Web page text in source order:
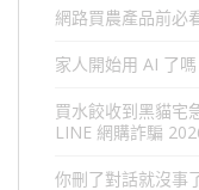
網路買農產品前必
家人開始用 AI 了
買水餃收到黑貓
LINE 網購詐騙
你刪了對話就沒事